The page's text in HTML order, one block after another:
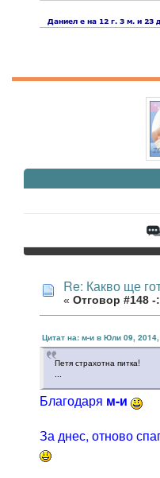
Re: Какво ще
« Отговор #148 -:
Цитат на: м-и в Юли 09,
Петя страхотна питка!
...
Благодаря м-и
За днес, отново